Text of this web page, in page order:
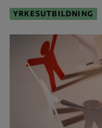
YRKESUTBILDNING